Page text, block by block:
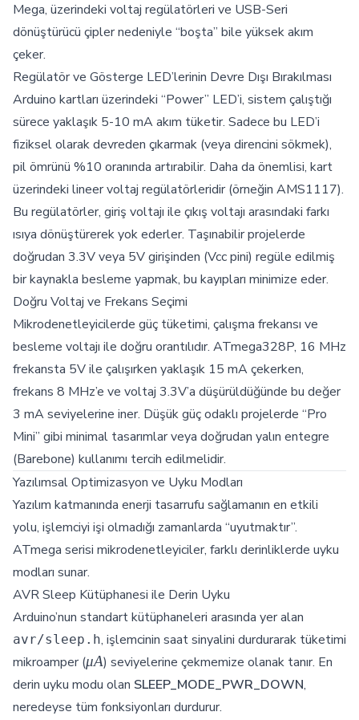
Mega, üzerindeki voltaj regülatörleri ve USB-Seri
dönüştürücü çipler nedeniyle “boşta” bile yüksek akım
çeker.
Regülatör ve Gösterge LED’lerinin Devre Dışı Bırakılması
Arduino kartları üzerindeki “Power” LED’i, sistem çalıştığı
sürece yaklaşık 5-10 mA akım tüketir. Sadece bu LED’i
fiziksel olarak devreden çıkarmak (veya direncini sökmek),
pil ömrünü %10 oranında artırabilir. Daha da önemlisi, kart
üzerindeki lineer voltaj regülatörleridir (örneğin AMS1117).
Bu regülatörler, giriş voltajı ile çıkış voltajı arasındaki farkı
ısıya dönüştürerek yok ederler. Taşınabilir projelerde
doğrudan 3.3V veya 5V girişinden (Vcc pini) regüle edilmiş
bir kaynakla besleme yapmak, bu kayıpları minimize eder.
Doğru Voltaj ve Frekans Seçimi
Mikrodenetleyicilerde güç tüketimi, çalışma frekansı ve
besleme voltajı ile doğru orantılıdır. ATmega328P, 16 MHz
frekansta 5V ile çalışırken yaklaşık 15 mA çekerken,
frekans 8 MHz’e ve voltaj 3.3V’a düşürüldüğünde bu değer
3 mA seviyelerine iner. Düşük güç odaklı projelerde “Pro
Mini” gibi minimal tasarımlar veya doğrudan yalın entegre
(Barebone) kullanımı tercih edilmelidir.
Yazılımsal Optimizasyon ve Uyku Modları
Yazılım katmanında enerji tasarrufu sağlamanın en etkili
yolu, işlemciyi işi olmadığı zamanlarda “uyutmaktır”.
ATmega serisi mikrodenetleyiciler, farklı derinliklerde uyku
modları sunar.
AVR Sleep Kütüphanesi ile Derin Uyku
Arduino’nun standart kütüphaneleri arasında yer alan
avr/sleep.h, işlemcinin saat sinyalini durdurarak tüketimi
mikroamper (\mu
A
μA) seviyelerine çekmemize olanak tanır. En
derin uyku modu olan SLEEP_MODE_PWR_DOWN,
neredeyse tüm fonksiyonları durdurur.